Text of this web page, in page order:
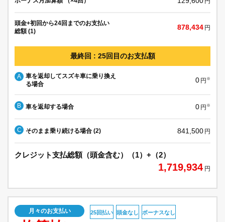
頭金+初回から24回までのお支払い
総額 (1)
878,434 円
最終回 : 25回目のお支払額
A
車を返却してスズキ車に乗り換え
る場合
0 円 ※
B 車を返却する場合 0 円 ※
C そのまま乗り続ける場合 (2) 841,500 円
クレジット支払総額（頭金含む）（1）+（2）
1,719,934 円
月々のお支払い 25回払い 頭金なし ボーナスなし